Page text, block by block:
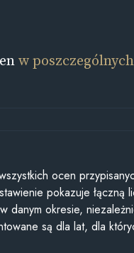
w
ocen
pokazuje łączną
danym okresie,
są dla lat, dla